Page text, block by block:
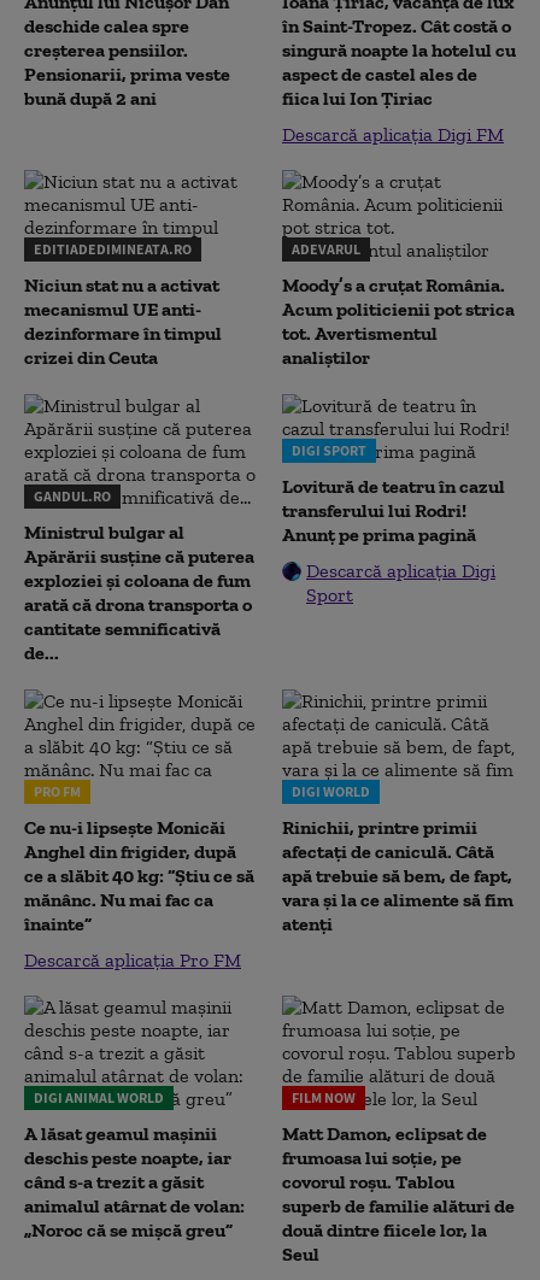
deschide calea spre
creșterea pensiilor.
Pensionarii, prima veste
bună după 2 ani
în Saint-Tropez. Cât costă o
singură noapte la hotelul cu
aspect de castel ales de
fiica lui Ion Țiriac
Descarcă aplicația Digi FM
EDITIADEDIMINEATA.RO
Niciun stat nu a activat
mecanismul UE anti-
dezinformare în timpul
crizei din Ceuta
ADEVARUL
Moody’s a cruțat România.
Acum politicienii pot strica
tot. Avertismentul
analiștilor
GANDUL.RO
Ministrul bulgar al
Apărării susține că puterea
exploziei și coloana de fum
arată că drona transporta o
cantitate semnificativă
de...
DIGI SPORT
Lovitură de teatru în cazul
transferului lui Rodri!
Anunț pe prima pagină
Descarcă aplicația Digi
Sport
PRO FM
Ce nu-i lipsește Monicăi
Anghel din frigider, după
ce a slăbit 40 kg: “Știu ce să
mănânc. Nu mai fac ca
înainte”
Descarcă aplicația Pro FM
DIGI WORLD
Rinichii, printre primii
afectați de caniculă. Câtă
apă trebuie să bem, de fapt,
vara și la ce alimente să fim
atenți
DIGI ANIMAL WORLD
A lăsat geamul mașinii
deschis peste noapte, iar
când s-a trezit a găsit
animalul atârnat de volan:
„Noroc că se mișcă greu”
FILM NOW
Matt Damon, eclipsat de
frumoasa lui soție, pe
covorul roșu. Tablou
superb de familie alături de
două dintre fiicele lor, la
Seul